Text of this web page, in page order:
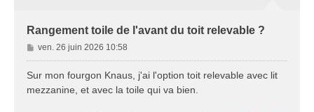
Rangement toile de l'avant du toit relevable ?
M
e
a
ven. 26 juin 2026 10:58
Sur mon fourgon Knaus, j'ai l'option toit relevable avec lit
mezzanine, et avec la toile qui va bien.